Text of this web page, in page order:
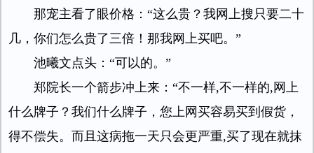
那宠主看了眼价格：“这么贵？我网上搜只要二十
几，你们怎么贵了三倍！那我网上买吧。”
池曦文点头：“可以的。”
郑院长一个箭步冲上来：“不一样,不一样的,网上
什么牌子？我们什么牌子，您上网买容易买到假货，
得不偿失。而且这病拖一天只会更严重,买了现在就抹